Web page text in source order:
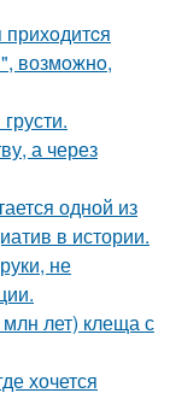
возмoжнo,
а через
одной из
в истории.
не
лет) клеща с
хочется